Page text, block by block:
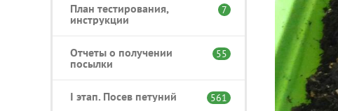
План тестирования,
инструкции
7
Отчеты о получении
посылки
55
I этап. Посев петуний 561